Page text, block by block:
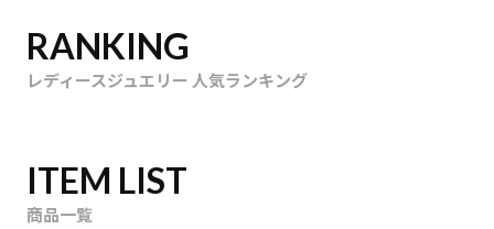
RANKING
レディースジュエリー 人気ランキング
ITEM LIST
商品一覧